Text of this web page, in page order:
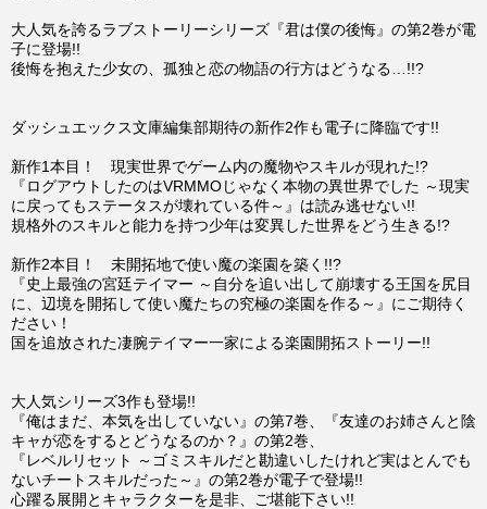
大人気を誇るラブストーリーシリーズ『君は僕の後悔』の第2巻が電
子に登場!!
後悔を抱えた少女の、孤独と恋の物語の行方はどうなる…!!?
ダッシュエックス文庫編集部期待の新作2作も電子に降臨です!!
新作1本目！ 現実世界でゲーム内の魔物やスキルが現れた!?
『ログアウトしたのはVRMMOじゃなく本物の異世界でした ～現実
に戻ってもステータスが壊れている件～』は読み逃せない!!
規格外のスキルと能力を持つ少年は変異した世界をどう生きる!?
新作2本目！ 未開拓地で使い魔の楽園を築く!!?
『史上最強の宮廷テイマー ～自分を追い出して崩壊する王国を尻目
に、辺境を開拓して使い魔たちの究極の楽園を作る～』にご期待く
ださい！
国を追放された凄腕テイマー一家による楽園開拓ストーリー!!
大人気シリーズ3作も登場!!
『俺はまだ、本気を出していない』の第7巻、『友達のお姉さんと陰
キャが恋をするとどうなるのか？』の第2巻、
『レベルリセット ～ゴミスキルだと勘違いしたけれど実はとんでも
ないチートスキルだった～』の第2巻が電子で登場!!
心躍る展開とキャラクターを是非、ご堪能下さい!!